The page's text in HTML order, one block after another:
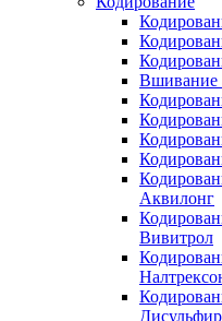
Вшивание
Аквилонг
Вивитрол